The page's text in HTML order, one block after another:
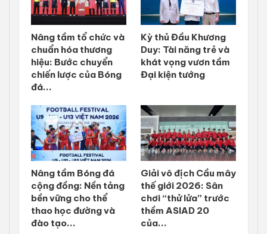
Nâng tầm tổ chức và
chuẩn hóa thương
hiệu: Bước chuyển
chiến lược của Bóng
đá...
Kỳ thủ Đầu Khương
Duy: Tài năng trẻ và
khát vọng vươn tầm
Đại kiện tướng
Nâng tầm Bóng đá
cộng đồng: Nền tảng
bền vững cho thể
thao học đường và
đào tạo...
Giải vô địch Cầu mây
thế giới 2026: Sân
chơi “thử lửa” trước
thềm ASIAD 20
của...